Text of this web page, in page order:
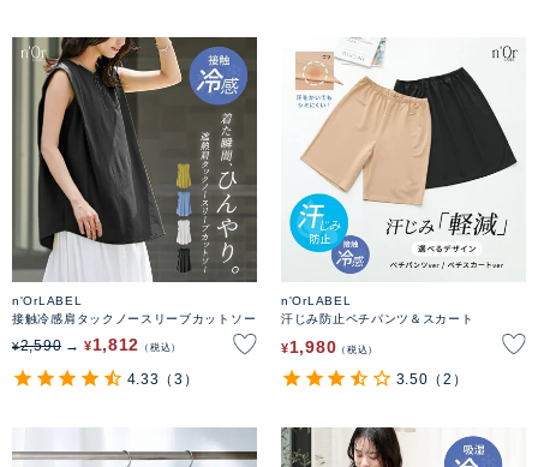
n'OrLABEL
接触冷感肩タックノースリーブカットソー
¥2,590 ¥1,812 税込
4.33 （3）
n'OrLABEL
汗じみ防止ペチパンツ＆スカート
¥1,980 税込
3.50 （2）